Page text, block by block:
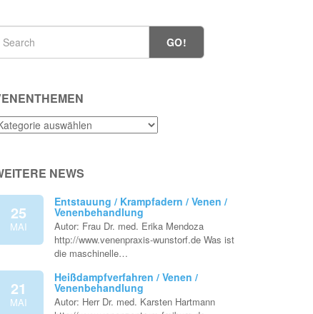
GO!
NEWS
25
MAI
Entstauung / Krampfadern / Venen /
Venenbehandlung
Autor: Frau Dr. med. Erika Mendoza
http://www.venenpraxis-wunstorf.de Was ist
die maschinelle…
21
MAI
Heißdampfverfahren / Venen /
Venenbehandlung
Autor: Herr Dr. med. Karsten Hartmann